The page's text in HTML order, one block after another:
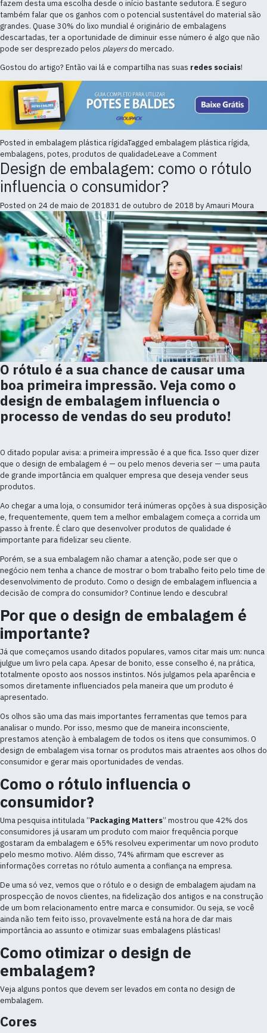
fazem desta uma escolha desde o início bastante sedutora. É seguro
também falar que os ganhos com o potencial sustentável do material são
grandes. Quase 30% do lixo mundial é originário de embalagens
descartadas, ter a oportunidade de diminuir esse número é algo que não
pode ser desprezado pelos playersdo mercado.
Gostou do artigo? Então vai lá e compartilha nas suas redes sociais!
Posted in embalagem plástica rígidaTagged embalagem plástica rígida,
embalagens, potes, produtos de qualidadeLeave a Commenton
Quais
as
embalagem
plástica
rígida
na
produção
de
alimentos?
Design de embalagem: como o rótulo
influencia o consumidor?
Posted on 24 de maio de 201831 de outubro de 2018 byAmauri Moura
O rótulo é a sua chance de causar uma
boa primeira impressão. Veja como o
design de embalagem influencia o
processo de vendas do seu produto!
O ditado popular avisa: a primeira impressão é a que fica. Isso quer dizer
que o design de embalagem é — ou pelo menos deveria ser — uma pauta
de grande importância em qualquer empresa que deseja vender seus
produtos.
Ao chegar a uma loja, o consumidor terá inúmeras opções à sua disposição
e, frequentemente, quem tem a melhor embalagem começa a corrida um
passo à frente. É claro que desenvolver produtos de qualidade é
importante para fidelizar seu cliente.
Porém, se a sua embalagem não chamar a atenção, pode ser que o
negócio nem tenha a chance de mostrar o bom trabalho feito pelo time de
desenvolvimento de produto. Como o design de embalagem influencia a
decisão de compra do consumidor? Continue lendo e descubra!
Por que o design de embalagem é
importante?
Já que começamos usando ditados populares, vamos citar mais um: nunca
julgue um livro pela capa. Apesar de bonito, esse conselho é, na prática,
totalmente oposto aos nossos instintos. Nós julgamos pela aparência e
somos diretamente influenciados pela maneira que um produto é
apresentado.
Os olhos são uma das mais importantes ferramentas que temos para
analisar o mundo. Por isso, mesmo que de maneira inconsciente,
prestamos atenção à embalagem de todos os itens que consumimos. O
design de embalagem visa tornar os produtos mais atraentes aos olhos do
consumidor e gerar mais oportunidades de vendas.
Como o rótulo influencia o
consumidor?
Uma pesquisa intitulada “Packaging Matters” mostrou que 42% dos
consumidores já usaram um produto com maior frequência porque
gostaram da embalagem e 65% resolveu experimentar um novo produto
pelo mesmo motivo. Além disso, 74% afirmam que escrever as
informações corretas no rótulo aumenta a confiança na empresa.
De uma só vez, vemos que o rótulo e o design de embalagem ajudam na
prospecção de novos clientes, na fidelização dos antigos e na construção
de um bom relacionamento entre marca e consumidor. Ou seja, se você
ainda não tem feito isso, provavelmente está na hora de dar mais
importância ao assunto e otimizar suas embalagens plásticas!
Como otimizar o design de
embalagem?
Veja alguns pontos que devem ser levados em conta no design de
embalagem.
Cores